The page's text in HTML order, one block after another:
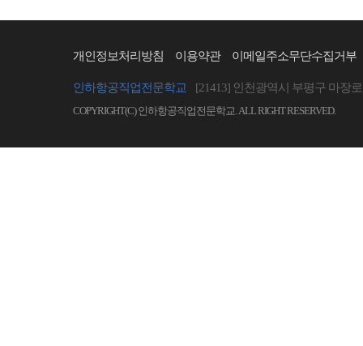
개인정보처리방침 이용약관 이메일주소무단수집거부
인하항공직업전문학교 [21413] 인천광역시 부평구 마장
COPYRIGHT(C) 인하항공직업전문학교. ALL RIGHT RESERVED.